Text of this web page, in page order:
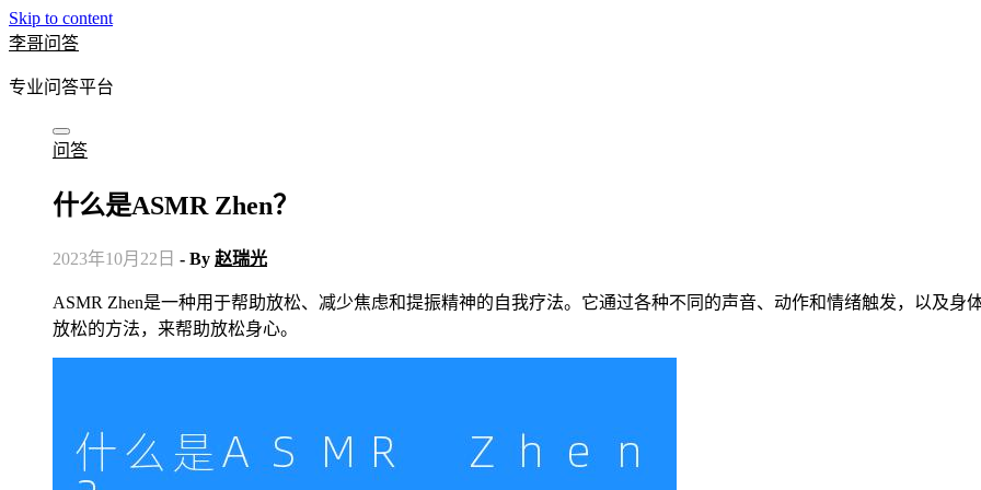
Skip to content
李哥问答
专业问答平台
问答
什么是ASMR Zhen？
2023年10月22日 - By 赵瑞光
ASMR Zhen是一种用于帮助放松、减少焦虑和提振精神的自我疗法。它通过各种不同的声音、动作和情绪触发，以及身体
放松的方法，来帮助放松身心。